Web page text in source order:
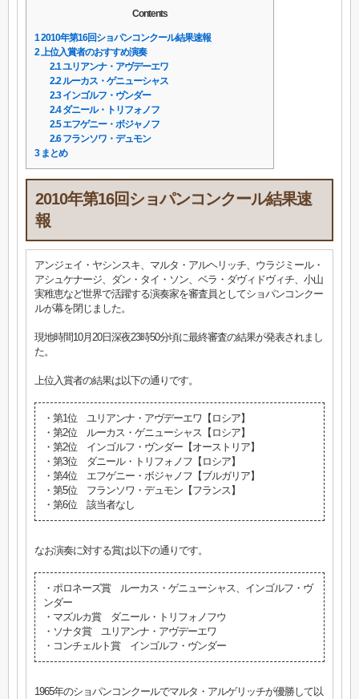
Contents
12010年第16回ショパンコンクール結果速報
2上位入賞者のおすすめ演奏
2.1ユリアンナ・アヴデーエワ
2.2ルーカス・ゲニューシャス
2.3インゴルフ・ヴンダー
2.4ダニール・トリフォノフ
2.5エフゲニー・ボジャノフ
2.6フランソワ・デュモン
3まとめ
2010年第16回ショパンコンクール結果速
報
アンジェイ・ヤシンスキ、マルタ・アルヘリッチ、ウラジミール・
アシュケナージ、ダン・タイ・ソン、ベラ・ダヴィドヴィチ、小山
実稚恵など世界で活躍する演奏家を審査員としてショパンコンクー
ルが幕を閉じました。
現地時間10月20日深夜23時50分頃に最終審査の結果が発表されまし
た。
上位入賞者の結果は以下の通りです。
・第1位 ユリアンナ・アヴデーエワ【ロシア】
・第2位 ルーカス・ゲニューシャス【ロシア】
・第2位 インゴルフ・ヴンダー【オーストリア】
・第3位 ダニール・トリフォノフ【ロシア】
・第4位 エフゲニー・ボジャノフ【ブルガリア】
・第5位 フランソワ・デュモン【フランス】
・第6位 該当者なし
なお演奏に対する賞は以下の通りです。
・ポロネーズ賞 ルーカス・ゲニューシャス、インゴルフ・ヴ
ンダー
・マズルカ賞 ダニール・トリフォノフウ
・ソナタ賞 ユリアンナ・アヴデーエワ
・コンチェルト賞 インゴルフ・ヴンダー
1965年のショパンコンクールでマルタ・アルゲリッチが優勝して以